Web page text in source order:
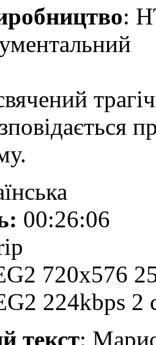
:
00:26:06
720х576
224kbps 2
текст: